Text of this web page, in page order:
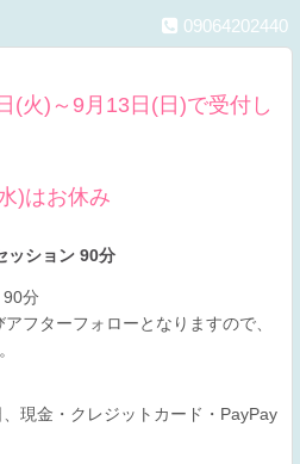
09064202440
火)～9月13日(日)で受付し
)はお休み
ッション 90分
分
フターフォローとなりますので、
現金・クレジットカード・PayPay